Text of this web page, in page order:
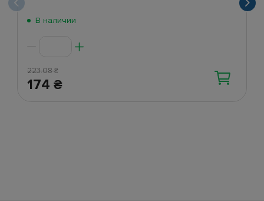
В наличии
223.08₴
174 ₴